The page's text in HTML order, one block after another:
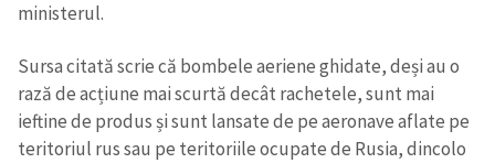
ministerul.
Sursa citată scrie că bombele aeriene ghidate, deși au o
rază de acțiune mai scurtă decât rachetele, sunt mai
ieftine de produs și sunt lansate de pe aeronave aflate pe
teritoriul rus sau pe teritoriile ocupate de Rusia, dincolo